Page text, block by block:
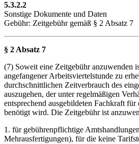
5.3.2.2
Sonstige Dokumente und Daten
Gebühr: Zeitgebühr gemäß § 2 Absatz 7
§ 2 Absatz 7
(7) Soweit eine Zeitgebühr anzuwenden
angefangener Arbeitsviertelstunde zu
durchschnittlichen Zeitverbrauch des
auszugehen, der unter regelmäßigen
entsprechend ausgebildeten Fachkraft
benötigt wird. Die Zeitgebühr ist
1. für gebührenpflichtige
Mehrausfertigungen), für die keine